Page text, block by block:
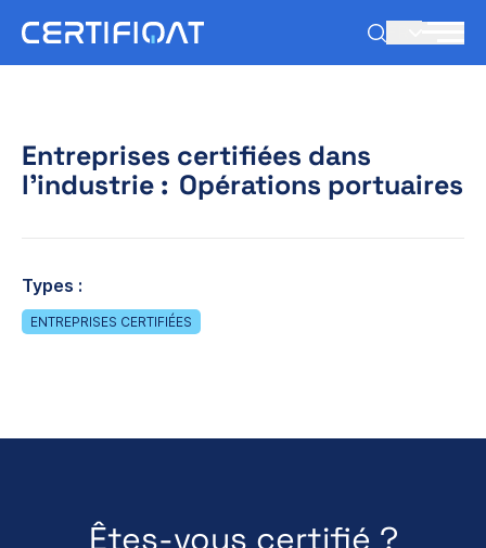
Entreprises certifiées dans
l'industrie : Opérations portuaires
Types :
ENTREPRISES CERTIFIÉES
Êtes-vous certifié ?